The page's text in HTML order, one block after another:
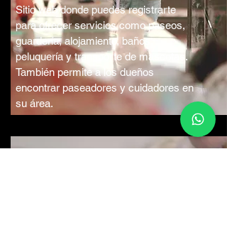
Sitio web donde puedes registrarte
para ofrecer servicios como paseos,
guardería, alojamiento, baños,
peluquería y transporte de mascotas.
También permite a los dueños
encontrar paseadores y cuidadores en
su área.